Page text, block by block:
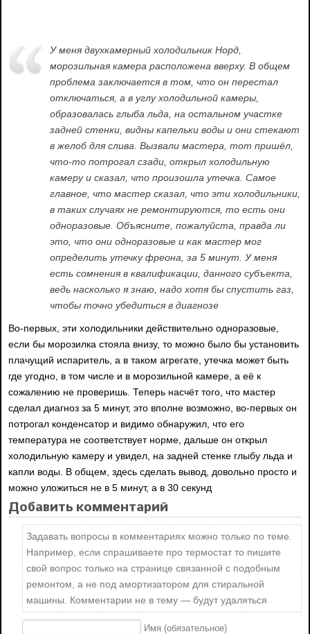
У меня двухкамерный холодильник Норд,
морозильная камера расположена вверху. В общем
проблема заключается в том, что он перестал
отключаться, а в углу холодильной камеры,
образовалась глыба льда, на остальном участке
задней стенки, видны капельки воды и они стекают
в желоб для слива. Вызвали мастера, тот пришёл,
что-то потрогал сзади, открыл холодильную
камеру и сказал, что произошла утечка. Самое
главное, что мастер сказал, что эти холодильники,
в таких случаях не ремонтируются, то есть они
одноразовые. Объясните, пожалуйста, правда ли
это, что они одноразовые и как мастер мог
определить утечку фреона, за 5 минут. У меня
есть сомнения в квалификации, данного субъекта,
ведь насколько я знаю, надо хотя бы спустить газ,
чтобы точно убедиться в диагнозе
Во-первых, эти холодильники действительно одноразовые,
если бы морозилка стояла внизу, то можно было бы установить
плачущий испаритель, а в таком агрегате, утечка может быть
где угодно, в том числе и в морозильной камере, а её к
сожалению не проверишь. Теперь насчёт того, что мастер
сделал диагноз за 5 минут, это вполне возможно, во-первых он
потрогал конденсатор и видимо обнаружил, что его
температура не соответствует норме, дальше он открыл
холодильную камеру и увидел, на задней стенке глыбу льда и
капли воды. В общем, здесь сделать вывод, довольно просто и
можно уложиться не в 5 минут, а в 30 секунд
Добавить комментарий
Задавать вопросы в комментариях можно только по теме.
Например, если спрашиваете про термостат то пишите
свой вопрос только на странице связанной с подобным
ремонтом, а не под амортизатором для стиральной
машины. Комментарии не в тему — будут удаляться
Имя (обязательное)